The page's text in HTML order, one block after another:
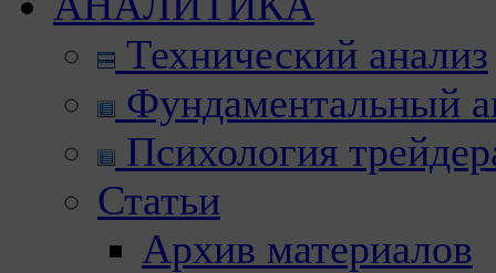
Технический анализ
Фундаментальный
Психология
Статьи
Архив материалов